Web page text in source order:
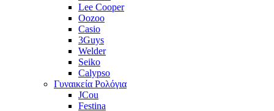
Lee Cooper
Oozoo
Casio
3Guys
Welder
Seiko
Calypso
Γυναικεία Ρολόγια
JCou
Festina